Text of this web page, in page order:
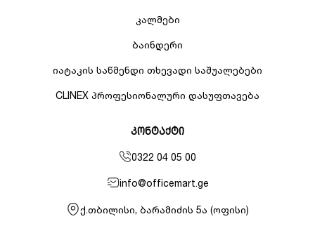
კალმები
ბაინდერი
იატაკის საწმენდი თხევადი საშუალებები
CLINEX პროფესიონალური დასუფთავება
კონტაქტი
0322 04 05 00
info@officemart.ge
ქ.თბილისი, ბარამიძის 5ა (ოფისი)